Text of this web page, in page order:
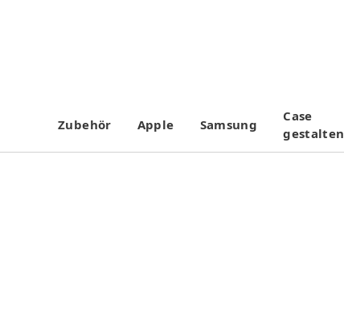
Zubehör Apple Samsung
Case
gestalten